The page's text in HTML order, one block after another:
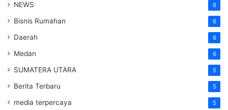
NEWS 6
Bisnis Rumahan 6
Daerah 6
Medan 6
SUMATERA UTARA 5
Berita Terbaru 5
media terpercaya 5